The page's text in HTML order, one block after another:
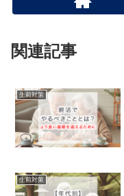
関連記事
生前対策
生前対策